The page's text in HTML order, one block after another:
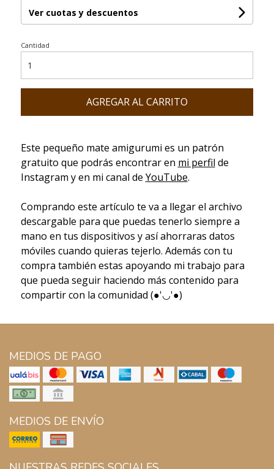
Ver cuotas y descuentos
Cantidad
AGREGAR AL CARRITO
Este pequeño mate amigurumi es un patrón
gratuito que podrás encontrar en mi perfil de
Instagram y en mi canal de YouTube.
Comprando este artículo te va a llegar el archivo
descargable para que puedas tenerlo siempre a
mano en tus dispositivos y así ahorraras datos
móviles cuando quieras tejerlo. Además con tu
compra también estas apoyando mi trabajo para
que pueda seguir haciendo más contenido para
compartir con la comunidad (●'◡'●)
MEDIOS DE PAGO
MEDIOS DE ENVÍO